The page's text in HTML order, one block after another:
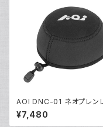
AOI DNC-01 ネオプレン
カバー [21423]
¥7,480